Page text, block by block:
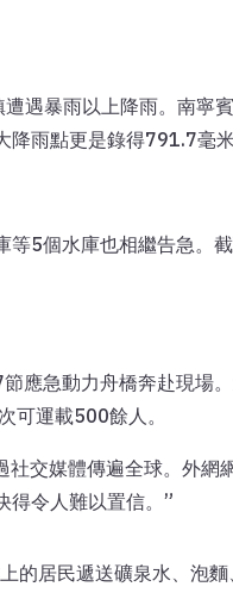
遇暴雨以上降雨。南寧
雨點更是錄得791.7毫米
5個水庫也相繼告急。
應急動力舟橋奔赴現場
可運載500餘人。
交媒體傳遍全球。外網
得令人難以置信。”
的居民遞送礦泉水、泡